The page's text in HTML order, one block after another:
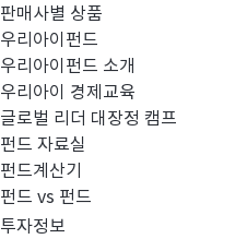
판매사별 상품
우리아이펀드
우리아이펀드 소개
우리아이 경제교육
글로벌 리더 대장정 캠프
펀드 자료실
펀드계산기
펀드 vs 펀드
투자정보
펀드공시